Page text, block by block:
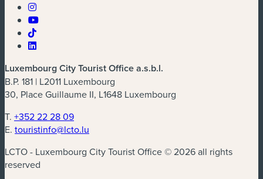
Luxembourg City Tourist Office a.s.b.l.
B.P. 181 | L2011 Luxembourg
30, Place Guillaume II, L1648 Luxembourg
T. +352 22 28 09
E. touristinfo@lcto.lu
LCTO - Luxembourg City Tourist Office © 2026 all rights
reserved